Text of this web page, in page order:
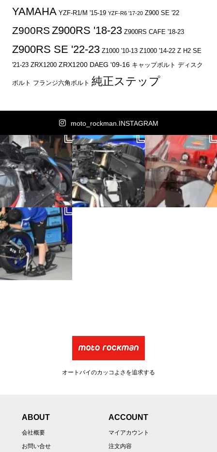
YAMAHA YZF-R1/M '15-19 YZF-R6 '17-20 Z900 SE '22
Z900RS Z900RS '18-23 Z900RS CAFE '18-23
Z900RS SE '22-23 Z1000 '10-13 Z1000 '14-22 Z H2 SE
'21-23 ZRX1200 ZRX1200 DAEG '09-16 キャップボルト ディスク
ボルト フランジ六角ボルト 純正ステップ
moto_rockman.INSTAGRAM
オートバイのカッコよさを追求する
ABOUT
会社概要
お問い合せ
ACCOUNT
マイアカウント
注文内容